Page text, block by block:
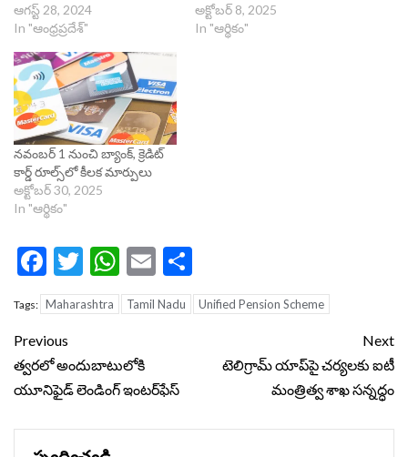
ఆగస్ట్ 28, 2024
In "ఆంధ్రప్రదేశ్"
అక్టోబర్ 8, 2025
In "ఆర్థికం"
నవంబర్ 1 నుంచి బ్యాంక్‌, క్రెడిట్‌
కార్డ్‌ రూల్స్‌లో కీలక మార్పులు
అక్టోబర్ 30, 2025
In "ఆర్థికం"
Facebook
Twitter
WhatsApp
Email
Tags: Maharashtra Tamil Nadu Unified Pension Scheme
Continue
Reading
Previous
త్వరలో అందుబాటులోకి
యూనిఫైడ్ లెండింగ్ ఇంటర్‌ఫేస్‌
Next
టెలిగ్రామ్ యాప్‌పై చర్యలకు ఐటీ
మంత్రిత్వ శాఖ సన్నద్ధం